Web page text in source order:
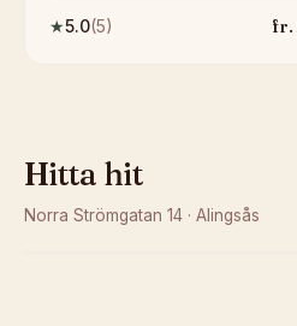
★5.0(5) fr.
Hitta hit
Norra Strömgatan 14 · Alingsås